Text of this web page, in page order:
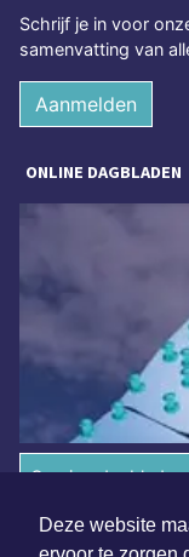
Deze website
Schrijf je in voor
samenvatting van
Aanmelden
ONLINE DAGBLADEN
Overige
Algemene